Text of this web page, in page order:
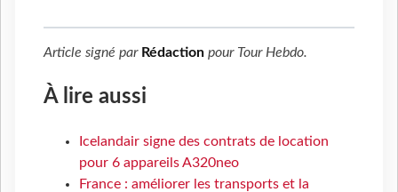
Article signé par Rédaction pour Tour Hebdo.
À lire aussi
Icelandair signe des contrats de location
pour 6 appareils A320neo
France : améliorer les transports et la